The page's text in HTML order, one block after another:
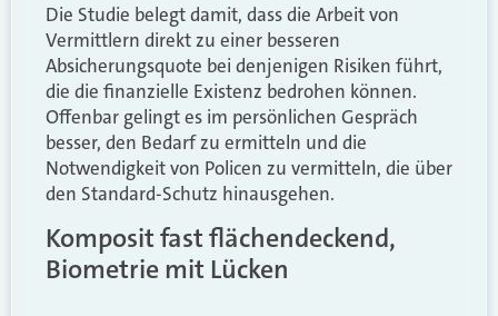
Die Studie belegt damit, dass die Arbeit von
Vermittlern direkt zu einer besseren
Absicherungsquote bei denjenigen Risiken führt,
die die finanzielle Existenz bedrohen können.
Offenbar gelingt es im persönlichen Gespräch
besser, den Bedarf zu ermitteln und die
Notwendigkeit von Policen zu vermitteln, die über
den Standard-Schutz hinausgehen.
Komposit fast flächendeckend,
Biometrie mit Lücken